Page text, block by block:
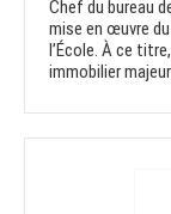
Chef du bureau
mise en œuvre
l’École. À ce
immobilier